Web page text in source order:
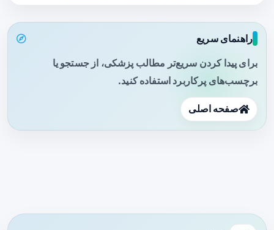
راهنمای سریع
برای پیدا کردن سریع‌تر مطالب پزشکی، از جستجو یا
برچسب‌های پرکاربرد استفاده کنید.
صفحه اصلی